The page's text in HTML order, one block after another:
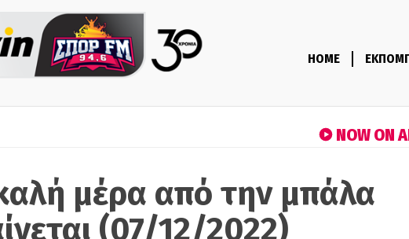
HOME
NOW ON
μέρα από την μπάλα
(07/12/2022)